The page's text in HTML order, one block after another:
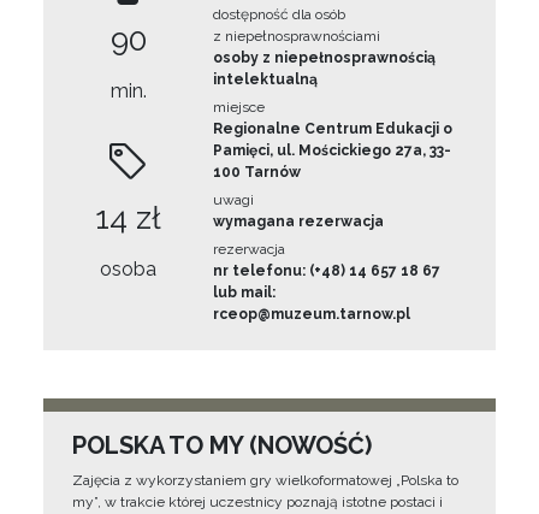
90
min.
14 zł
osoba
dostępność dla osób
z niepełnosprawnościami
osoby z niepełnosprawnością
intelektualną
miejsce
Regionalne Centrum Edukacji o
Pamięci, ul. Mościckiego 27a, 33-
100 Tarnów
uwagi
wymagana rezerwacja
rezerwacja
nr telefonu: (+48) 14 657 18 67
lub mail:
rceop@muzeum.tarnow.pl
POLSKA TO MY (NOWOŚĆ)
Zajęcia z wykorzystaniem gry wielkoformatowej „Polska to
my”, w trakcie której uczestnicy poznają istotne postaci i